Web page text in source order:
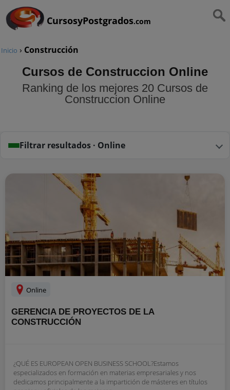
CursosyPostgrados.com
Inicio › Construcción
Cursos de Construccion Online
Ranking de los mejores 20 Cursos de
Construccion Online
Filtrar resultados · Online
Online
GERENCIA DE PROYECTOS DE LA
CONSTRUCCIÓN
¿QUÉ ES EUROPEAN OPEN BUSINESS SCHOOL?Estamos
especializados en formación en materias empresariales y nos
dedicamos principalmente a la impartición de másteres en títulos